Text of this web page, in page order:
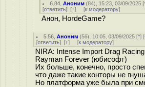
6.84 ,Аноним (84), 15:23, 03/09/2025 [
[ответить] [↑] [к модератору]
Анон, HordeGame?
5.56 ,Аноним (56), 10:05, 03/09/2025 [^] [
[ответить] [↑] [к модератору]
NIRA: Intense Import Drag
Rayman Forever (юбисофт)
Их больше, конечно, просто
что даже такие конторы не
Но платформа уже была при